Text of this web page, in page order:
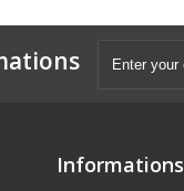
Informations